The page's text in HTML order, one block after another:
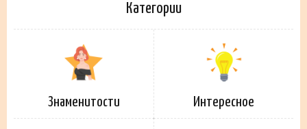
Категории
Знаменитости Интересное